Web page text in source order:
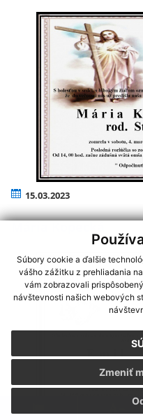
Súbory cookie a ďalšie
vášho zážitku z prehliadania
vám zobrazovali
návštevnosti našich webových
Zmeniť
15.03.2023